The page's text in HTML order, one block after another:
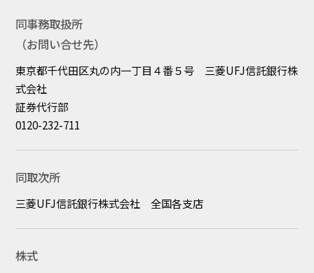
同事務取扱所
（お問い合せ先）
東京都千代田区丸の内一丁目４番５号 三菱UFJ信託銀行株
式会社
証券代行部
0120-232-711
同取次所
三菱UFJ信託銀行株式会社 全国各支店
株式